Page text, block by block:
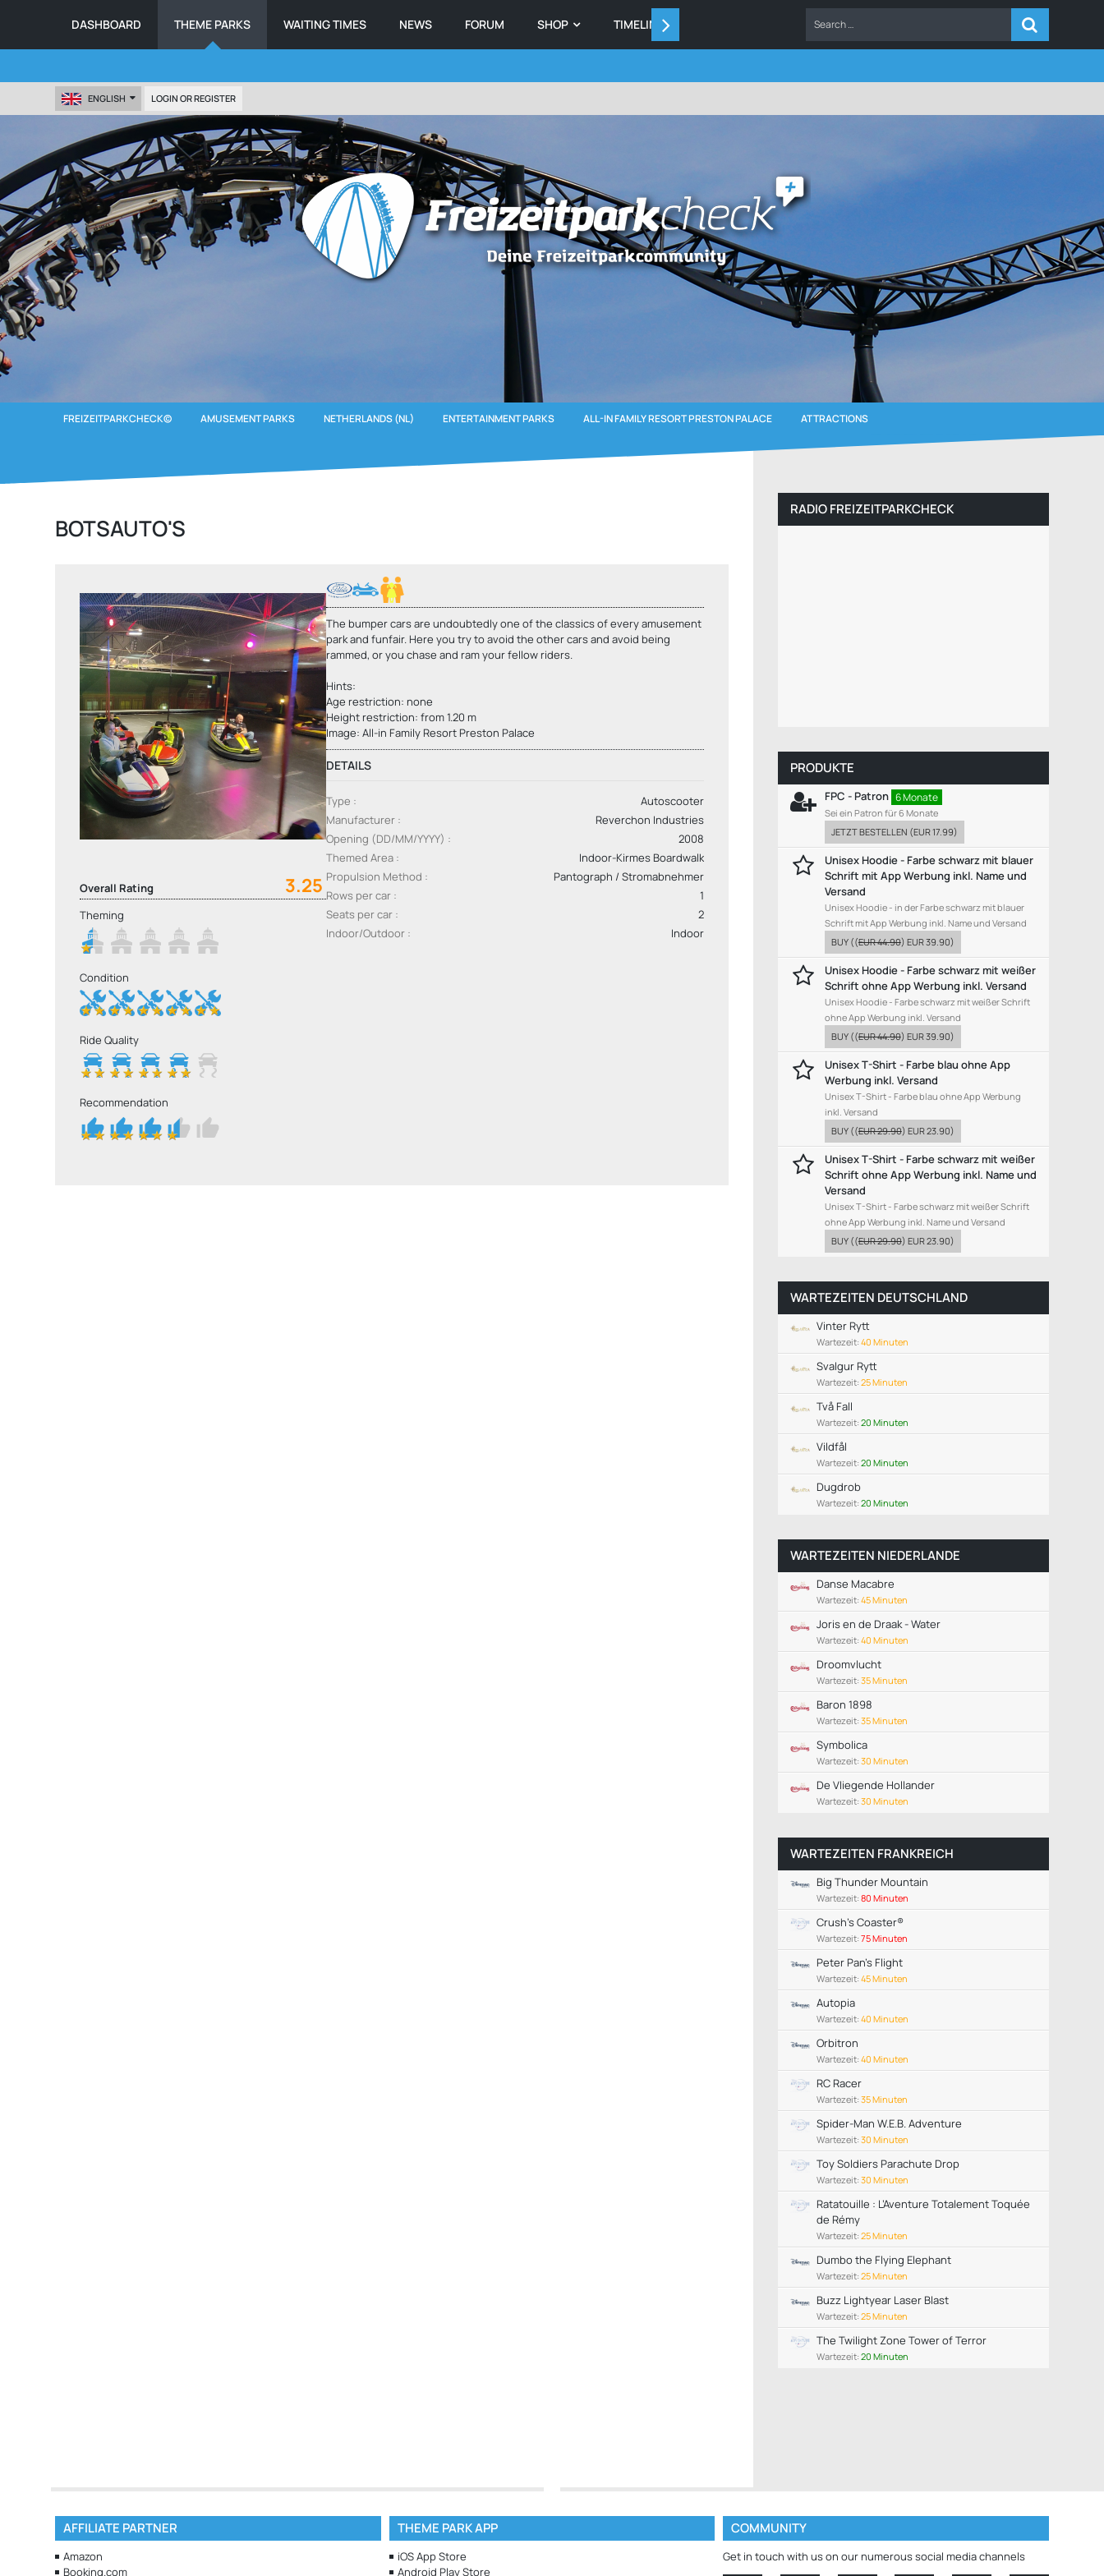
DASHBOARD THEME PARKS WAITING TIMES NEWS FORUM SHOP TIMELINE
ENGLISH LOGIN OR REGISTER
FREIZEITPARKCHECK© AMUSEMENT PARKS NETHERLANDS (NL) ENTERTAINMENT PARKS ALL-IN FAMILY RESORT PRESTON PALACE ATTRACTIONS
BOTSAUTO'S
Overall Rating 3.25
Theming
Condition
Ride Quality
Recommendation
The bumper cars are undoubtedly one of the classics of every amusement
park and funfair. Here you try to avoid the other cars and avoid being
rammed, or you chase and ram your fellow riders.
Hints:
Age restriction: none
Height restriction: from 1.20 m
Image: All-in Family Resort Preston Palace
DETAILS
Type
Autoscooter
Manufacturer
Reverchon Industries
Opening (DD/MM/YYYY)
2008
Themed Area
Indoor-Kirmes Boardwalk
Propulsion Method
Pantograph / Stromabnehmer
Rows per car
1
Seats per car
2
Indoor/Outdoor
Indoor
RADIO FREIZEITPARKCHECK
PRODUKTE
FPC - Patron 6 Monate
Sei ein Patron für 6 Monate
JETZT BESTELLEN (EUR 17.99)
Unisex Hoodie - Farbe schwarz mit blauer
Schrift mit App Werbung inkl. Name und
Versand
Unisex Hoodie - in der Farbe schwarz mit blauer
Schrift mit App Werbung inkl. Name und Versand
BUY ((EUR 44.90) EUR 39.90)
Unisex Hoodie - Farbe schwarz mit weißer
Schrift ohne App Werbung inkl. Versand
Unisex Hoodie - Farbe schwarz mit weißer Schrift
ohne App Werbung inkl. Versand
BUY ((EUR 44.90) EUR 39.90)
Unisex T-Shirt - Farbe blau ohne App
Werbung inkl. Versand
Unisex T-Shirt - Farbe blau ohne App Werbung
inkl. Versand
BUY ((EUR 29.90) EUR 23.90)
Unisex T-Shirt - Farbe schwarz mit weißer
Schrift ohne App Werbung inkl. Name und
Versand
Unisex T-Shirt - Farbe schwarz mit weißer Schrift
ohne App Werbung inkl. Name und Versand
BUY ((EUR 29.90) EUR 23.90)
WARTEZEITEN DEUTSCHLAND
Vinter Rytt
Wartezeit: 40 Minuten
Svalgur Rytt
Wartezeit: 25 Minuten
Två Fall
Wartezeit: 20 Minuten
Vildfål
Wartezeit: 20 Minuten
Dugdrob
Wartezeit: 20 Minuten
WARTEZEITEN NIEDERLANDE
Danse Macabre
Wartezeit: 45 Minuten
Joris en de Draak - Water
Wartezeit: 40 Minuten
Droomvlucht
Wartezeit: 35 Minuten
Baron 1898
Wartezeit: 35 Minuten
Symbolica
Wartezeit: 30 Minuten
De Vliegende Hollander
Wartezeit: 30 Minuten
WARTEZEITEN FRANKREICH
Big Thunder Mountain
Wartezeit: 80 Minuten
Crush's Coaster®
Wartezeit: 75 Minuten
Peter Pan's Flight
Wartezeit: 45 Minuten
Autopia
Wartezeit: 40 Minuten
Orbitron
Wartezeit: 40 Minuten
RC Racer
Wartezeit: 35 Minuten
Spider-Man W.E.B. Adventure
Wartezeit: 30 Minuten
Toy Soldiers Parachute Drop
Wartezeit: 30 Minuten
Ratatouille : L’Aventure Totalement Toquée
de Rémy
Wartezeit: 25 Minuten
Dumbo the Flying Elephant
Wartezeit: 25 Minuten
Buzz Lightyear Laser Blast
Wartezeit: 25 Minuten
The Twilight Zone Tower of Terror
Wartezeit: 20 Minuten
AFFILIATE PARTNER
Amazon
Booking.com
THEME PARK APP
iOS App Store
Android Play Store
COMMUNITY
Get in touch with us on our numerous social media channels